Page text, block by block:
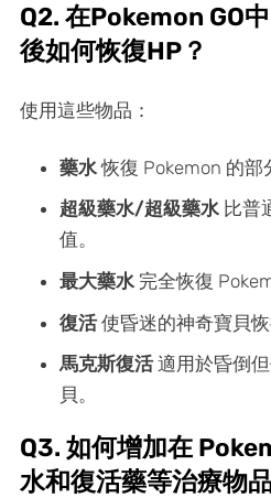
Q2. 在Pokemon GO
後如何恢復HP？
使用這些物品：
藥水恢復 Pokemon 的部
超級藥水/超級藥水比普
值。
最大藥水完全恢復
復活使昏迷的神奇寶貝恢
馬克斯復活適用於昏倒
貝。
Q3. 如何增加在
水和復活藥等治療物